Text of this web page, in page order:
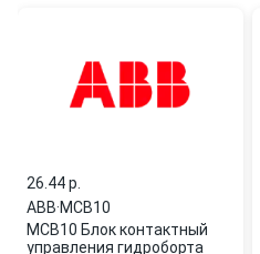
26.44 p.
ABB·MCB10
MCB10 Блок контактный
управления гидроборта